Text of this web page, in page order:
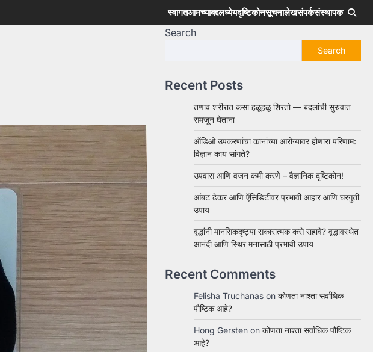
स्वागतआमच्याबद्दलध्येयदृष्टिकोनसूचनालेखसंपर्कसंस्थापक
Search
Search
Recent Posts
तणाव शरीरात कसा हळूहळू शिरतो — बदलांची सुरुवात
समजून घेताना
ऑडिओ उपकरणांचा कानांच्या आरोग्यावर होणारा परिणाम:
विज्ञान काय सांगते?
उपवास आणि वजन कमी करणे – वैज्ञानिक दृष्टिकोन!
आंबट ढेकर आणि ऍसिडिटीवर प्रभावी आहार आणि घरगुती
उपाय
वृद्धांनी मानसिकदृष्ट्या सकारात्मक कसे राहावे? वृद्धावस्थेत
आनंदी आणि स्थिर मनासाठी प्रभावी उपाय
Recent Comments
Felisha Truchanas on कोणता नाश्ता सर्वाधिक
पौष्टिक आहे?
Hong Gersten on कोणता नाश्ता सर्वाधिक पौष्टिक
आहे?